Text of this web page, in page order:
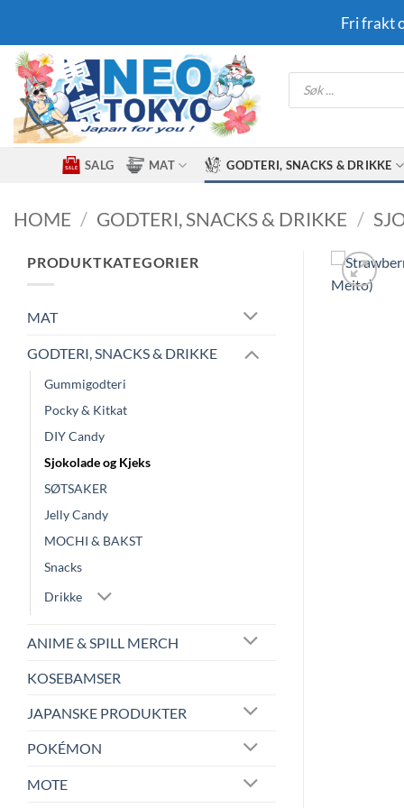
content
Fri frakt
Products
search
SALG MAT GODTERI, SNACKS & DRIKKE
HOME / GODTERI, SNACKS & DRIKKE /
PRODUKTKATEGORIER
MAT
GODTERI, SNACKS & DRIKKE
Gummigodteri
Pocky & Kitkat
DIY Candy
Sjokolade og Kjeks
SØTSAKER
Jelly Candy
MOCHI & BAKST
Snacks
Drikke
ANIME & SPILL MERCH
KOSEBAMSER
JAPANSKE PRODUKTER
POKÉMON
MOTE